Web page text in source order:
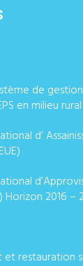
de
en milieu
d’
Horizon 2016 –
restauration